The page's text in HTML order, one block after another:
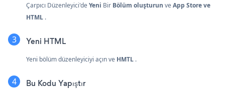
Çarpıcı Düzenleyici'deYeni Bir Bölüm oluşturun veApp Store ve
HTML .
Yeni HTML
Yeni bölüm düzenleyiciyi açın ve HMTL .
Bu Kodu Yapıştır